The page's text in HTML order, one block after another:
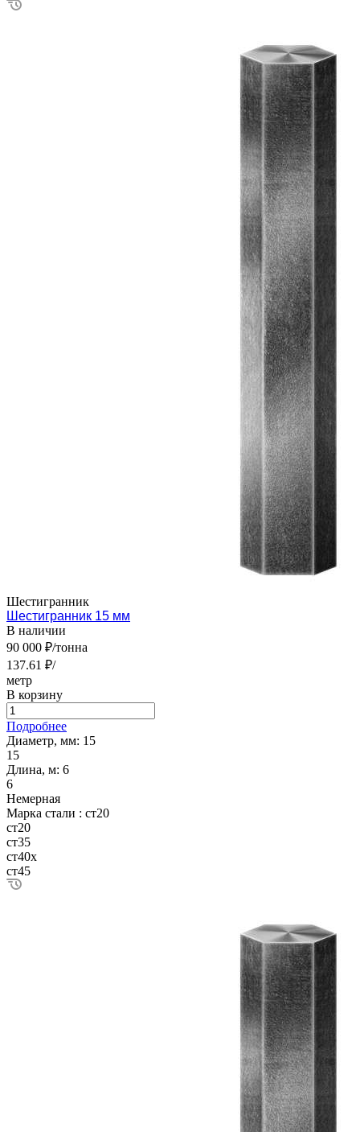
Шестигранник
Шестигранник 15 мм
В наличии
90 000 ₽/тонна
137.61 ₽/
метр
В корзину
Подробнее
Диаметр, мм: 15
15
Длина, м: 6
6
Немерная
Марка стали : ст20
ст20
ст35
ст40х
ст45